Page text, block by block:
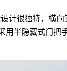
计很独特，横向
用半隐藏式门把